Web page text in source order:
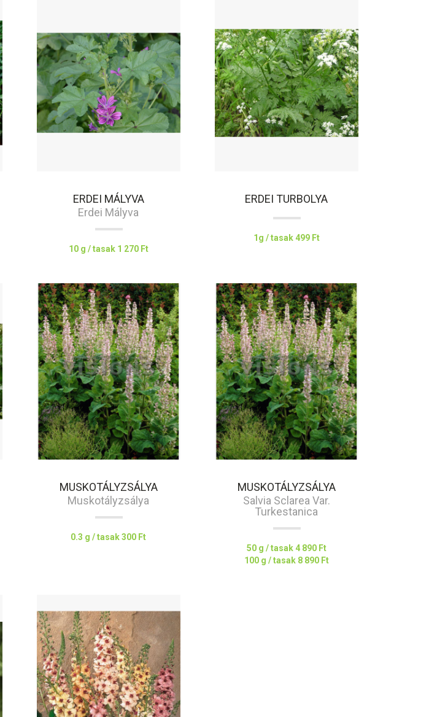
ERDEI MÁLYVA
Erdei Mályva
10 g / tasak 1 270 Ft
ERDEI TURBOLYA
1g / tasak 499 Ft
MUSKOTÁLYZSÁLYA
Muskotályzsálya
0.3 g / tasak300 Ft
MUSKOTÁLYZSÁLYA
Salvia Sclarea Var.
Turkestanica
50 g / tasak 4 890 Ft
100 g / tasak 8 890 Ft